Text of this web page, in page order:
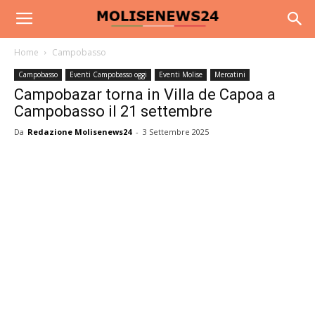
Home Campobasso
Campobasso Eventi Campobasso oggi Eventi Molise Mercatini
Campobazar torna in Villa de Capoa a
Campobasso il 21 settembre
Da Redazione Molisenews24 - 3 Settembre 2025